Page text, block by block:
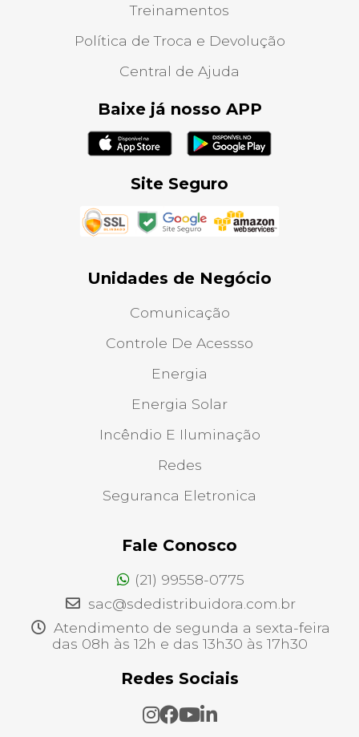
Treinamentos
Política de Troca e Devolução
Central de Ajuda
Baixe já nosso APP
Site Seguro
Unidades de Negócio
Comunicação
Controle De Acessso
Energia
Energia Solar
Incêndio E Iluminação
Redes
Seguranca Eletronica
Fale Conosco
(21) 99558-0775
sac@sdedistribuidora.com.br
Atendimento de segunda a sexta-feira
das 08h às 12h e das 13h30 às 17h30
Redes Sociais